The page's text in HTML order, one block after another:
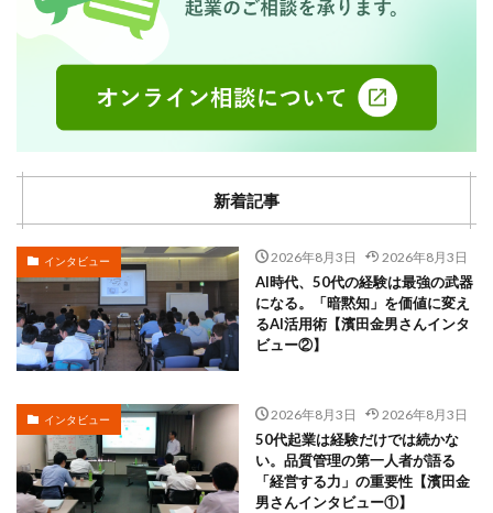
新着記事
インタビュー 2026年8月3日 2026年8月3日
AI時代、50代の経験は最強の武器
になる。「暗黙知」を価値に変え
るAI活用術【濱田金男さんインタ
ビュー②】
インタビュー 2026年8月3日 2026年8月3日
50代起業は経験だけでは続かな
い。品質管理の第一人者が語る
「経営する力」の重要性【濱田金
男さんインタビュー①】